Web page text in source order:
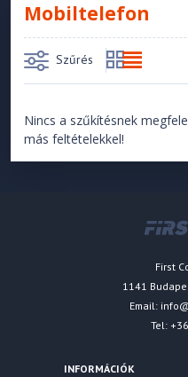
Mobiltelefon
Szűrés
Nincs a szűkítésnek
más feltételekkel!
First
1141
Email:
Tel:
INFORMÁCIÓK